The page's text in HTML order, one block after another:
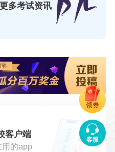
多考试资讯
客户端
的app
客服
领券